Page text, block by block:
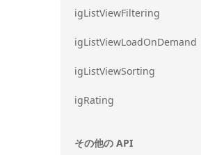
igListViewFiltering
igListViewLoadOnDemand
igListViewSorting
igRating
その他の API